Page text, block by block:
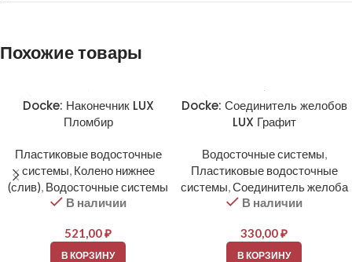
Похожие товары
Docke: Наконечник LUX
Пломбир
Пластиковые водосточные
системы, Колено нижнее
(слив), Водосточные системы
В наличии
521,00₽
В КОРЗИНУ
Docke: Соединитель желобов
LUX Графит
Водосточные системы,
Пластиковые водосточные
системы,Соединитель желоба
В наличии
330,00₽
В КОРЗИНУ